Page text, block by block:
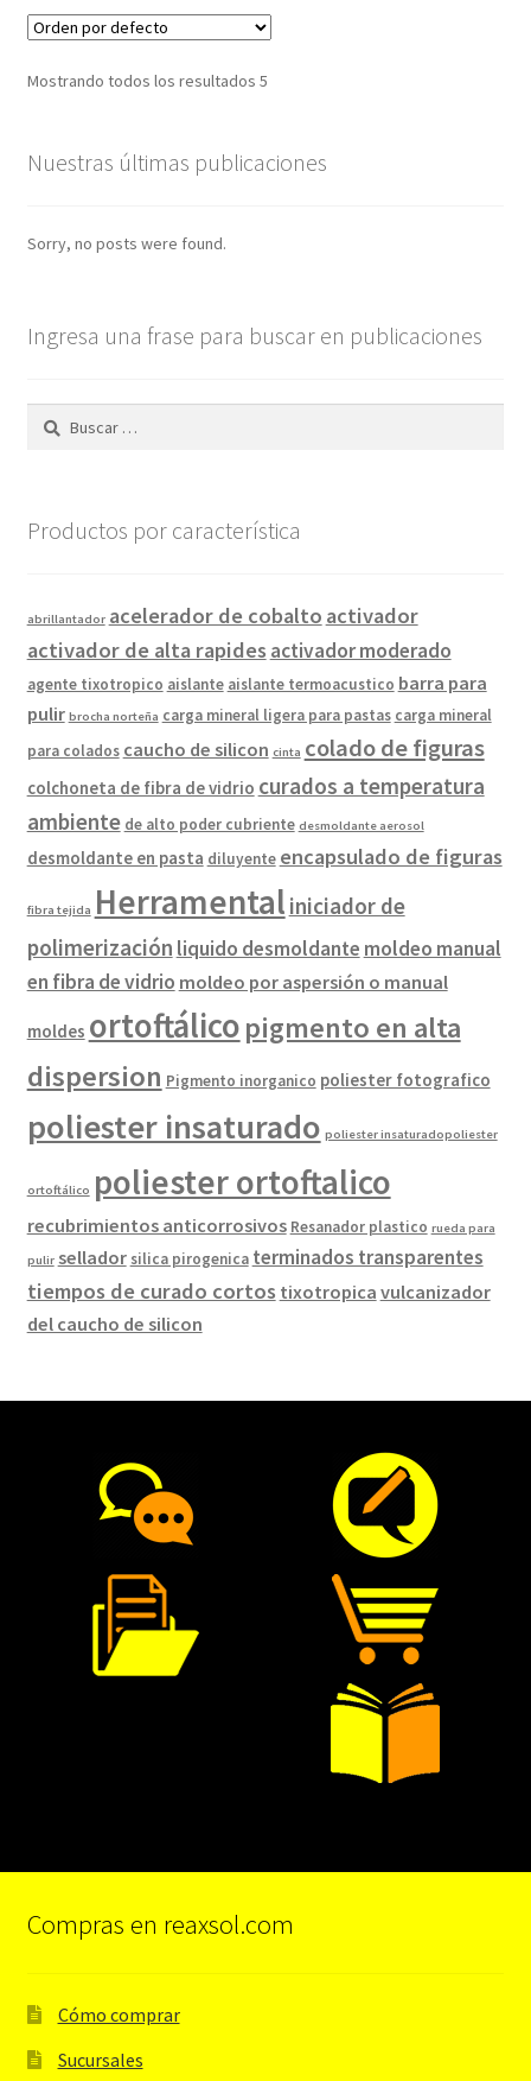
Mostrando todos los resultados 5
Nuestras últimas publicaciones
Sorry, no posts were found.
Ingresa una frase para buscar en publicaciones
Buscar:
Productos por característica
abrillantador acelerador de cobalto activador
activador de alta rapides activador moderado
agente tixotropico aislante aislante termoacustico barra para
pulir brocha norteña carga mineral ligera para pastas carga mineral
para colados caucho de silicon cinta colado de figuras
colchoneta de fibra de vidrio curados a temperatura
ambiente de alto poder cubriente desmoldante aerosol
desmoldante en pasta diluyente encapsulado de figuras
fibra tejida Herramental iniciador de
polimerización liquido desmoldante moldeo manual
en fibra de vidrio moldeo por aspersión o manual
moldes ortoftálicopigmento en alta
dispersion Pigmento inorganico poliester fotografico
poliester insaturado poliester insaturadopoliester
ortoftálico poliester ortoftalico
recubrimientos anticorrosivos Resanador plastico rueda para
pulir sellador silica pirogenica terminados transparentes
tiempos de curado cortos tixotropica vulcanizador
del caucho de silicon
Compras en reaxsol.com
Cómo comprar
Sucursales